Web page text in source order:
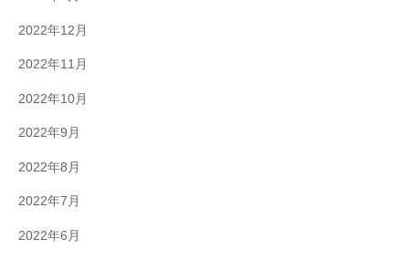
2022年12月
2022年11月
2022年10月
2022年9月
2022年8月
2022年7月
2022年6月